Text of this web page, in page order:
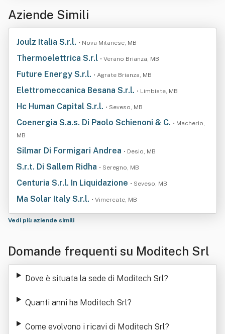
Aziende Simili
Joulz Italia S.r.l. • Nova Milanese, MB
Thermoelettrica S.r.l • Verano Brianza, MB
Future Energy S.r.l. • Agrate Brianza, MB
Elettromeccanica Besana S.r.l. • Limbiate, MB
Hc Human Capital S.r.l. • Seveso, MB
Coenergia S.a.s. Di Paolo Schienoni & C. • Macherio,
MB
Silmar Di Formigari Andrea • Desio, MB
S.r.t. Di Sallem Ridha • Seregno, MB
Centuria S.r.l. In Liquidazione • Seveso, MB
Ma Solar Italy S.r.l. • Vimercate, MB
Vedi più aziende simili
Domande frequenti su Moditech Srl
Dove è situata la sede di Moditech Srl?
Quanti anni ha Moditech Srl?
Come evolvono i ricavi di Moditech Srl?